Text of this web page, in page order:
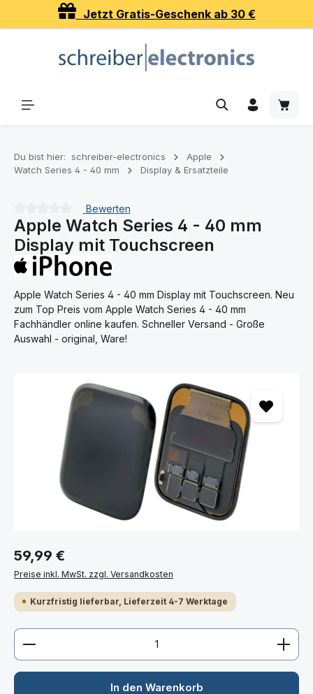
Zum Hauptinhalt springenJetzt Gratis-Geschenk ab 30 €
Du bist hier: schreiber-electronics
Apple
Watch Series 4 - 40 mm
Display & Ersatzteile
Durchschnittliche Bewertung von 0 von 5 Sternen
Bewerten
Apple Watch Series 4 - 40 mm
Display mit Touchscreen
Apple Watch Series 4 - 40 mm Display mit Touchscreen. Neu
zum Top Preis vom Apple Watch Series 4 - 40 mm
Fachhändler online kaufen. Schneller Versand - Große
Auswahl - original, Ware!
Bildergalerie überspringen
59,99 €
Preise inkl. MwSt. zzgl. Versandkosten
Kurzfristig lieferbar, Lieferzeit 4-7 Werktage
Produkt Anzahl: Gib den gewünschten Wert ein
In den Warenkorb